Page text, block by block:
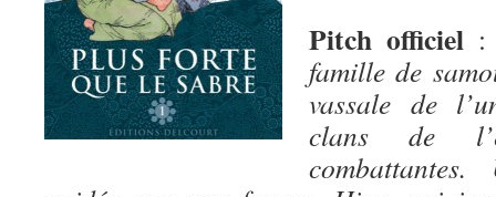
Pitch officiel
famille de
vassale de
clans de